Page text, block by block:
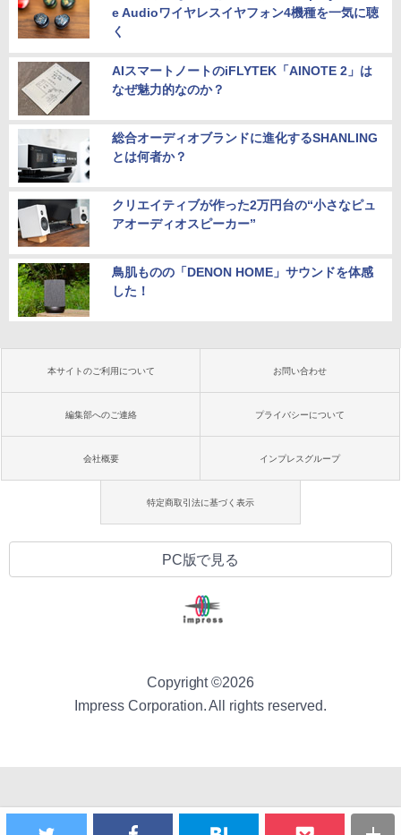
e Audioワイヤレスイヤフォン4機種を一気に聴
く
AIスマートノートのiFLYTEK「AINOTE 2」は
なぜ魅力的なのか？
総合オーディオブランドに進化するSHANLING
とは何者か？
クリエイティブが作った2万円台の“小さなピュ
アオーディオスピーカー”
鳥肌ものの「DENON HOME」サウンドを体感
した！
本サイトのご利用について お問い合わせ
編集部へのご連絡 プライバシーについて
会社概要 インプレスグループ
特定商取引法に基づく表示
PC版で見る
Copyright ©2026
Impress Corporation. All rights reserved.